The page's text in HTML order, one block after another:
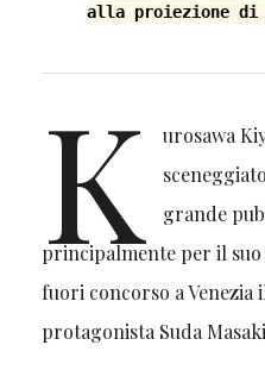
alla proiezione di
K
urosawa
grande
principalmente per il suo
fuori concorso a Venezia
protagonista Suda